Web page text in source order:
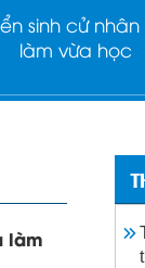
sinh cử
làm vừa học
làm